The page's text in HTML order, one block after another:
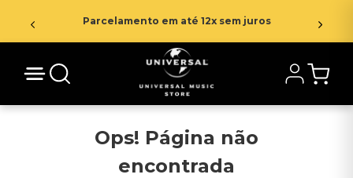
Parcelamento em até 12x sem juros
Ops! Página não
encontrada